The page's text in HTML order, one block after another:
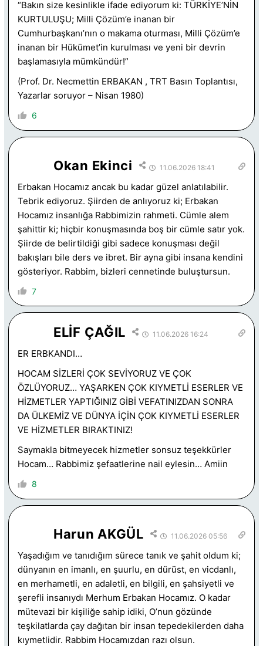
“Bakın size kesinlikle ifade ediyorum ki: TÜRKİYE’NİN
KURTULUŞU; Milli Çözüm’e inanan bir
Cumhurbaşkanı’nın o makama oturması, Milli Çözüm’e
inanan bir Hükümet’in kurulması ve yeni bir devrin
başlamasıyla mümkündür!”
(Prof. Dr. Necmettin ERBAKAN , TRT Basın Toplantısı,
Yazarlar soruyor – Nisan 1980)
6
Okan Ekinci 11.06.2026 18:41
Erbakan Hocamız ancak bu kadar güzel anlatılabilir.
Tebrik ediyoruz. Şiirden de anlıyoruz ki; Erbakan
Hocamız insanlığa Rabbimizin rahmeti. Cümle alem
şahittir ki; hiçbir konuşmasında boş bir cümle satır yok.
Şiirde de belirtildiği gibi sadece konuşması değil
bakışları bile ders ve ibret. Bir ayna gibi insana kendini
gösteriyor. Rabbim, bizleri cennetinde buluştursun.
7
ELİF ÇAĞIL 11.06.2026 16:24
ER ERBKANDI…
HOCAM SİZLERİ ÇOK SEVİYORUZ VE ÇOK
ÖZLÜYORUZ… YAŞARKEN ÇOK KIYMETLİ ESERLER VE
HİZMETLER YAPTIĞINIZ GİBİ VEFATINIZDAN SONRA
DA ÜLKEMİZ VE DÜNYA İÇİN ÇOK KIYMETLİ ESERLER
VE HİZMETLER BIRAKTINIZ!
Saymakla bitmeyecek hizmetler sonsuz teşekkürler
Hocam… Rabbimiz şefaatlerine nail eylesin… Amiin
8
Harun AKGÜL 11.06.2026 05:56
Yaşadığım ve tanıdığım sürece tanık ve şahit oldum ki;
dünyanın en imanlı, en şuurlu, en dürüst, en vicdanlı,
en merhametli, en adaletli, en bilgili, en şahsiyetli ve
şerefli insanıydı Merhum Erbakan Hocamız. O kadar
mütevazi bir kişiliğe sahip idiki, O’nun gözünde
teşkilatlarda çay dağıtan bir insan tepedekilerden daha
kıymetlidir. Rabbim Hocamızdan razı olsun.